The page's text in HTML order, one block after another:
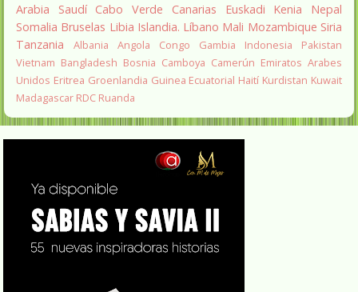
Arabia Saudí Cabo Verde Canarias Euskadi Kenia
Nepal
Somalia Bruselas Libia Islandia. Líbano Mali Mozambique Siria
Tanzania
Albania Angola Congo Gambia Indonesia
Pakistan
Vietnam Bangladesh Bosnia Camboya Camerún Emiratos Arabes
Unidos Eritrea Groenlandia Guinea Ecuatorial Haití Kurdistan Kuwait
Madagascar RDC Ruanda